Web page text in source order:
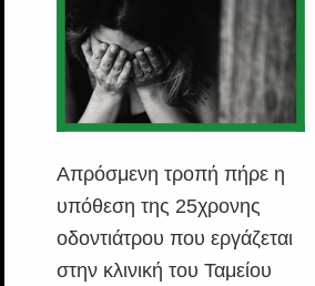
Απρόσμενη τροπή πήρε η
υπόθεση της 25χρονης
οδοντιάτρου που εργάζεται
στην κλινική του Ταμείου